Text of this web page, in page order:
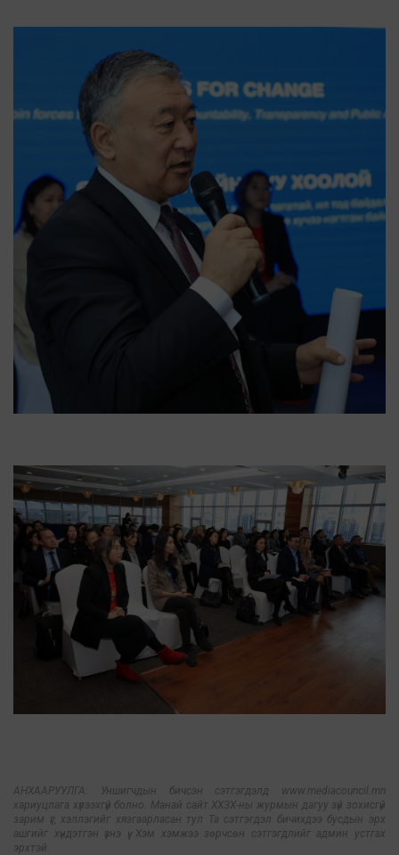
АНХААРУУЛГА: Уншигчдын бичсэн сэтгэгдэлд www.mediacouncil.mn
хариуцлага хүлээхгүй болно. Манай сайт ХХЗХ-ны журмын дагуу зүй зохисгүй
зарим үг, хэллэгийг хязгаарласан тул Та сэтгэгдэл бичихдээ бусдын эрх
ашгийг хүндэтгэн үзнэ үү. Хэм хэмжээ зөрчсөн сэтгэгдлийг админ устгах
эрхтэй.